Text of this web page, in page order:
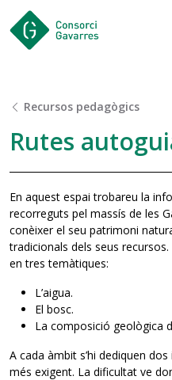
Recursos pedagògics
Rutes
En aquest espai trobareu la
recorreguts pel massís de les
conèixer el seu patrimoni
tradicionals dels seus
en tres temàtiques:
L’aigua.
El bosc.
La composició geològica
A cada àmbit s’hi dediquen
més exigent. La dificultat ve